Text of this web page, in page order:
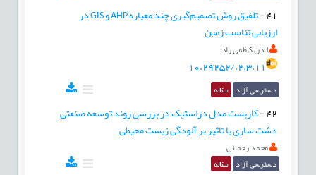
41
-
تلفیق روش تصمیم‌گیری چند معیاره AHP و GIS در
ارزیابی تناسب زمین
لادن کاظمی راد
10.29252/.2.3.11
دسترسی آزاد مقاله
42
-کاربست مدل دراستیک در بررسی روند توسعه صنعتی
دشت ساری با تاثیر بر آلودگی زیست محیطی
محمد رحمانی
دسترسی آزاد مقاله